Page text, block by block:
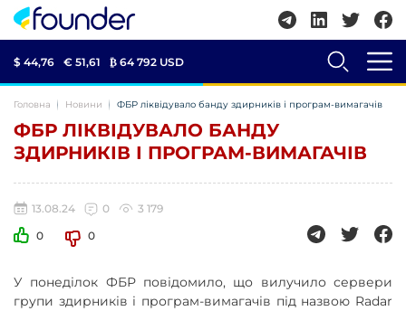
$ 44,76 € 51,61 ₿ 64 792 USD
Головна Новини ФБР ліквідувало банду здирників і програм-вимагачів
ФБР ЛІКВІДУВАЛО БАНДУ
ЗДИРНИКІВ І ПРОГРАМ-ВИМАГАЧІВ
13.08.24 0
3 179
0
0
У понеділок ФБР повідомило, що вилучило сервери
групи здирників і програм-вимагачів під назвою Radar